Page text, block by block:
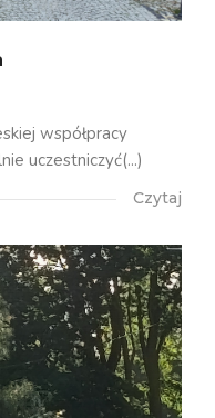
współpracy
uczestniczyć(...)
Czytaj